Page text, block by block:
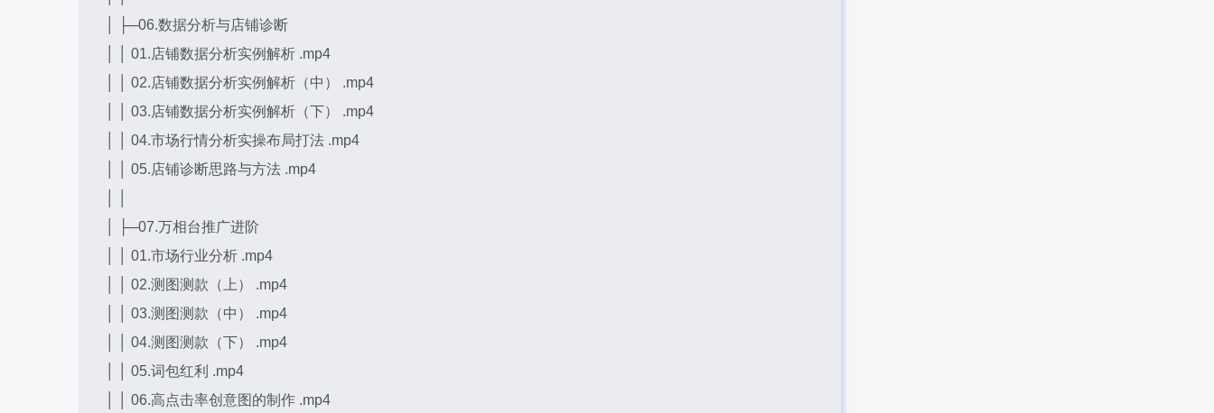
│ ├─06.数据分析与店铺诊断
│ │ 01.店铺数据分析实例解析 .mp4
│ │ 02.店铺数据分析实例解析（中） .mp4
│ │ 03.店铺数据分析实例解析（下） .mp4
│ │ 04.市场行情分析实操布局打法 .mp4
│ │ 05.店铺诊断思路与方法 .mp4
│ ├─07.万相台推广进阶
│ │ 01.市场行业分析 .mp4
│ │ 02.测图测款（上） .mp4
│ │ 03.测图测款（中） .mp4
│ │ 04.测图测款（下） .mp4
│ │ 05.词包红利 .mp4
│ │ 06.高点击率创意图的制作 .mp4